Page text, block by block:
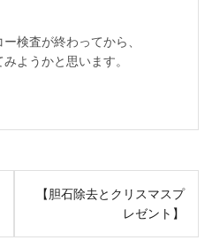
検査が終わってから、
ようかと思います。
【胆石除去とクリスマスプ
レゼント】